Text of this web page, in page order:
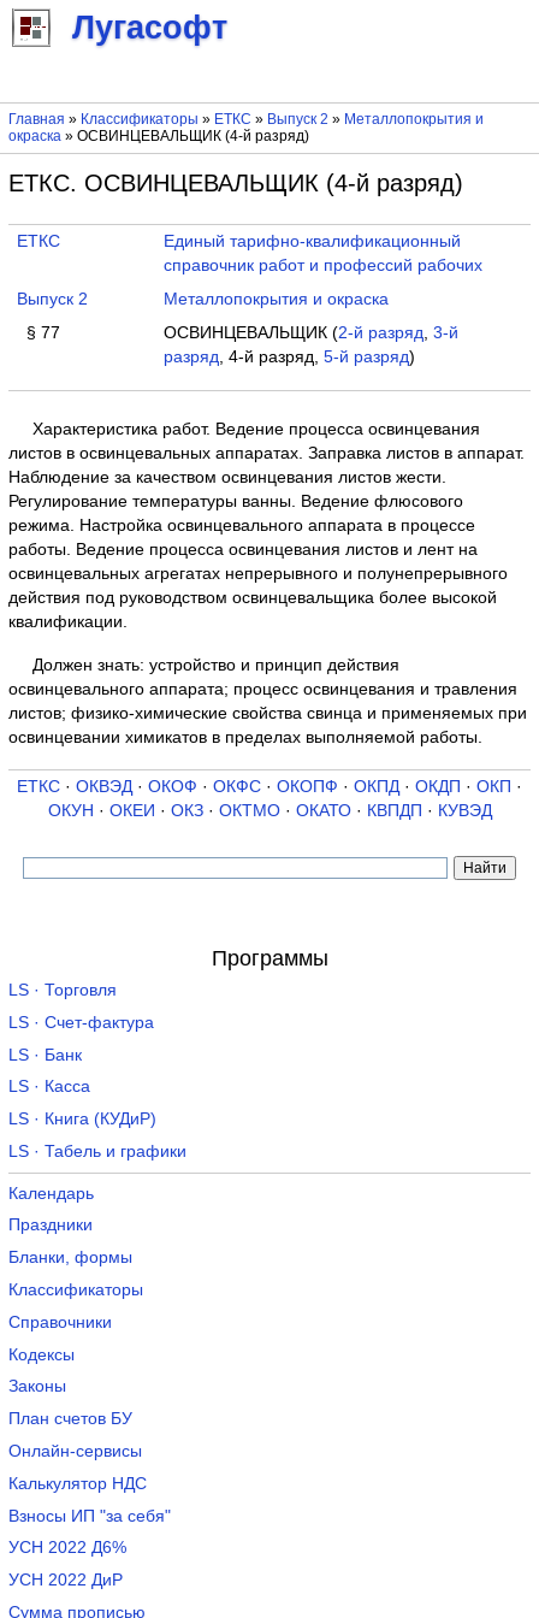
Лугасофт
Главная » Классификаторы » ЕТКС » Выпуск 2 » Металлопокрытия и
окраска» ОСВИНЦЕВАЛЬЩИК (4-й разряд)
ЕТКС. ОСВИНЦЕВАЛЬЩИК (4-й разряд)
ЕТКС
Единый тарифно-квалификационный
справочник работ и профессий рабочих
Выпуск 2
Металлопокрытия и окраска
§ 77
ОСВИНЦЕВАЛЬЩИК (2-й разряд 3-й
разряд , 4-й разряд, 5-й разряд)
Характеристика работ. Ведение процесса освинцевания
листов в освинцевальных аппаратах. Заправка листов в аппарат.
Наблюдение за качеством освинцевания листов жести.
Регулирование температуры ванны. Ведение флюсового
режима. Настройка освинцевального аппарата в процессе
работы. Ведение процесса освинцевания листов и лент на
освинцевальных агрегатах непрерывного и полунепрерывного
действия под руководством освинцевальщика более высокой
квалификации.
Должен знать: устройство и принцип действия
освинцевального аппарата; процесс освинцевания и травления
листов; физико-химические свойства свинца и применяемых при
освинцевании химикатов в пределах выполняемой работы.
ЕТКС · ОКВЭД· ОКОФ · ОКФС · ОКОПФ · ОКПД· ОКДП · ОКП ·
ОКУН · ОКЕИ · ОКЗ· ОКТМО· ОКАТО· КВПДП · КУВЭД
Программы
LS · Торговля
LS · Счет-фактура
LS · Банк
LS · Касса
LS · Книга (КУДиР)
LS · Табель и графики
Календарь
Праздники
Бланки, формы
Классификаторы
Справочники
Кодексы
Законы
План счетов БУ
Онлайн-сервисы
Калькулятор НДС
Взносы ИП "за себя"
УСН 2022 Д6%
УСН 2022 ДиР
Сумма прописью